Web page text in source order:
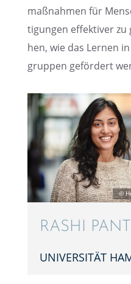
maß­nah­men für
ti­gun­gen effek­ti­ver
hen, wie das Lernen
grup­pen geför­dert
RASHI PANT
UNIVER­SI­TÄT